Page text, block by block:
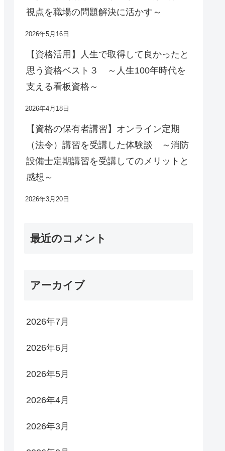
視点を職場の問題解決に活かす～
2026年5月16日
【資格活用】人生で取得して良かったと
思う資格ベスト３ ～人生100年時代を
支える看板資格～
2026年4月18日
【資格の保有者講習】オンライン定期
（法令）講習を受講した体験談 ～消防
設備士定期講習を受講してのメリットと
感想～
2026年3月20日
最近のコメント
アーカイブ
2026年7月
2026年6月
2026年5月
2026年4月
2026年3月